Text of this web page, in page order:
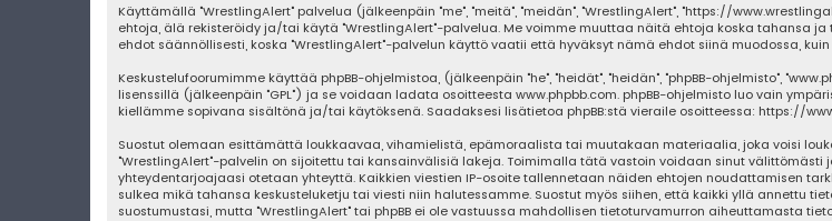
Käyttämällä "WrestlingAlert" palvelua (jälkeenpäin "me", "meitä", "meidän", "WrestlingAlert", "https://
ehtoja, älä rekisteröidy ja/tai käytä "WrestlingAlert"-palvelua. Me voimme muuttaa näitä ehtoja koska tahansa
ehdot säännöllisesti, koska "WrestlingAlert"-palvelun käyttö vaatii että hyväksyt nämä ehdot siinä muodossa,
Keskustelufoorumimme käyttää phpBB-ohjelmistoa, (jälkeenpäin "he", "heidät", "heidän", "phpBB-ohjelmisto",
lisenssillä (jälkeenpäin "GPL") ja se voidaan ladata osoitteesta www.phpbb.com. phpBB-ohjelmisto luo vain
kiellämme sopivana sisältönä ja/tai käytöksenä. Saadaksesi lisätietoa phpBB:stä vieraile osoitteessa: https://
Suostut olemaan esittämättä loukkaavaa, vihamielistä, epämoraalista tai muutakaan materiaalia, joka voisi
"WrestlingAlert"-palvelin on sijoitettu tai kansainvälisiä lakeja. Toimimalla tätä vastoin voidaan sinut
yhteydentarjoajaasi otetaan yhteyttä. Kaikkien viestien IP-osoite tallennetaan näiden ehtojen noudattamisen
sulkea mikä tahansa keskusteluketju tai viesti niin halutessamme. Suostut myös siihen, että kaikki yllä annettu
suostumustasi, mutta "WrestlingAlert" tai phpBB ei ole vastuussa mahdollisen tietoturvamurron aiheuttamasta